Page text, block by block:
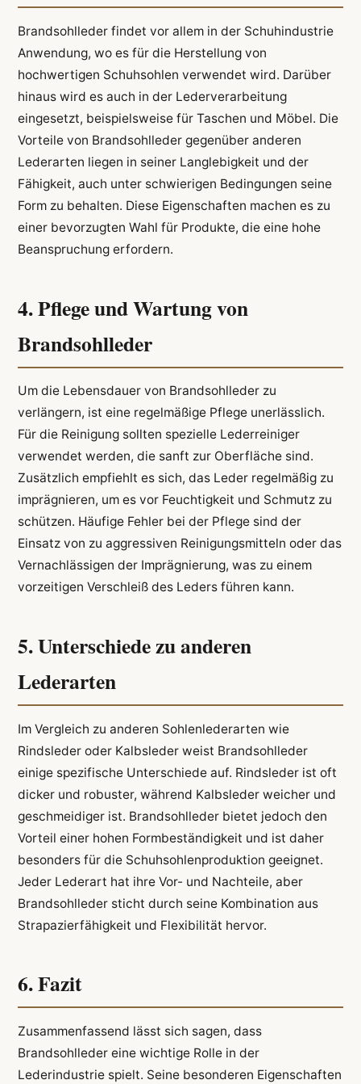
Brandsohlleder findet vor allem in der Schuhindustrie
Anwendung, wo es für die Herstellung von
hochwertigen Schuhsohlen verwendet wird. Darüber
hinaus wird es auch in der Lederverarbeitung
eingesetzt, beispielsweise für Taschen und Möbel. Die
Vorteile von Brandsohlleder gegenüber anderen
Lederarten liegen in seiner Langlebigkeit und der
Fähigkeit, auch unter schwierigen Bedingungen seine
Form zu behalten. Diese Eigenschaften machen es zu
einer bevorzugten Wahl für Produkte, die eine hohe
Beanspruchung erfordern.
4. Pflege und Wartung von
Brandsohlleder
Um die Lebensdauer von Brandsohlleder zu
verlängern, ist eine regelmäßige Pflege unerlässlich.
Für die Reinigung sollten spezielle Lederreiniger
verwendet werden, die sanft zur Oberfläche sind.
Zusätzlich empfiehlt es sich, das Leder regelmäßig zu
imprägnieren, um es vor Feuchtigkeit und Schmutz zu
schützen. Häufige Fehler bei der Pflege sind der
Einsatz von zu aggressiven Reinigungsmitteln oder das
Vernachlässigen der Imprägnierung, was zu einem
vorzeitigen Verschleiß des Leders führen kann.
5. Unterschiede zu anderen
Lederarten
Im Vergleich zu anderen Sohlenlederarten wie
Rindsleder oder Kalbsleder weist Brandsohlleder
einige spezifische Unterschiede auf. Rindsleder ist oft
dicker und robuster, während Kalbsleder weicher und
geschmeidiger ist. Brandsohlleder bietet jedoch den
Vorteil einer hohen Formbeständigkeit und ist daher
besonders für die Schuhsohlenproduktion geeignet.
Jeder Lederart hat ihre Vor- und Nachteile, aber
Brandsohlleder sticht durch seine Kombination aus
Strapazierfähigkeit und Flexibilität hervor.
6. Fazit
Zusammenfassend lässt sich sagen, dass
Brandsohlleder eine wichtige Rolle in der
Lederindustrie spielt. Seine besonderen Eigenschaften